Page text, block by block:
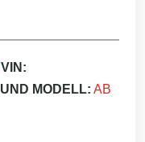
VIN:
MODELL: AB